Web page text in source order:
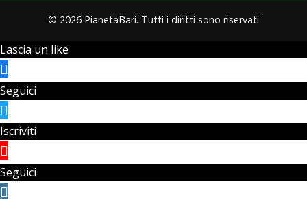
© 2026 PianetaBari. Tutti i diritti sono riservati
Lascia un like
Seguici
Iscriviti
Seguici